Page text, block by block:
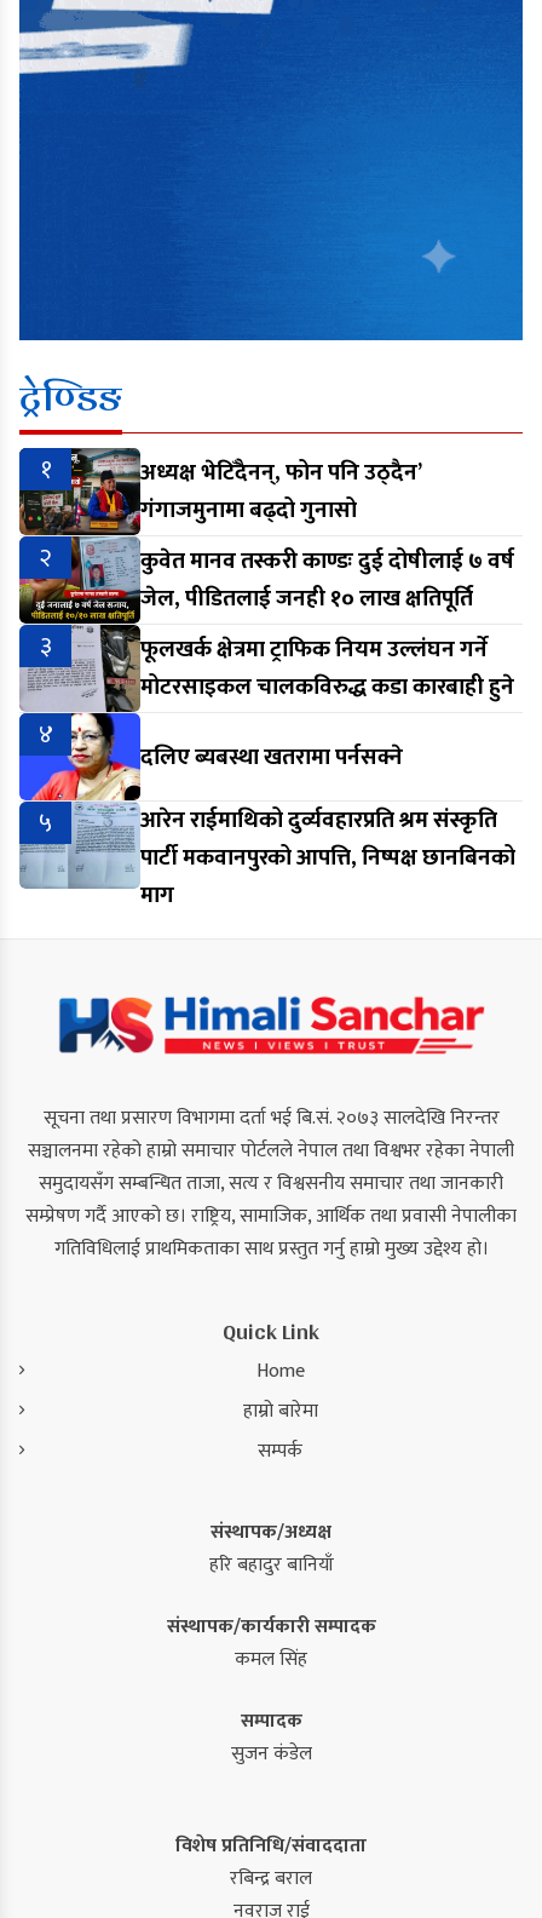
ट्रेण्डिङ
१
अध्यक्ष भेटिँदैनन्, फोन पनि उठ्दैन’
गंगाजमुनामा बढ्दो गुनासो
२
कुवेत मानव तस्करी काण्डः दुई दोषीलाई ७ वर्ष
जेल, पीडितलाई जनही १० लाख क्षतिपूर्ति
३
फूलखर्क क्षेत्रमा ट्राफिक नियम उल्लंघन गर्ने
मोटरसाइकल चालकविरुद्ध कडा कारबाही हुने
४
दलिए ब्यबस्था खतरामा पर्नसक्ने
५
आरेन राईमाथिको दुर्व्यवहारप्रति श्रम संस्कृति
पार्टी मकवानपुरको आपत्ति, निष्पक्ष छानबिनको
माग
सूचना तथा प्रसारण विभागमा दर्ता भई बि.सं. २०७३ सालदेखि निरन्तर
सञ्चालनमा रहेको हाम्रो समाचार पोर्टलले नेपाल तथा विश्वभर रहेका नेपाली
समुदायसँग सम्बन्धित ताजा, सत्य र विश्वसनीय समाचार तथा जानकारी
सम्प्रेषण गर्दै आएको छ। राष्ट्रिय, सामाजिक, आर्थिक तथा प्रवासी नेपालीका
गतिविधिलाई प्राथमिकताका साथ प्रस्तुत गर्नु हाम्रो मुख्य उद्देश्य हो।
Quick Link
Home
हाम्रो बारेमा
सम्पर्क
संस्थापक/अध्यक्ष
हरि बहादुर बानियाँ
संस्थापक/कार्यकारी सम्पादक
कमल सिंह
सम्पादक
सुजन कंडेल
विशेष प्रतिनिधि/संवाददाता
रबिन्द्र बराल
नवराज राई